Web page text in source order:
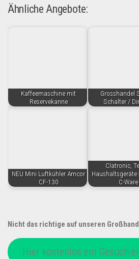
Ähnliche Angebote:
Kaffeemaschine mit
Reservekanne
Grosshandel
Schalter /
NEU Mini Luftkühler Amcor
CF-130
Clatronic,
Haushaltsgeräte
C-Ware
Nicht das richtige auf unseren
Hier kostenlos ein Gesuch